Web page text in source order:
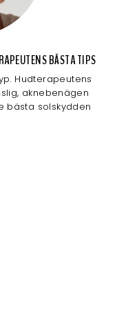
BÄSTA TIPS
Hudterapeutens
aknebenägen
bästa solskydden